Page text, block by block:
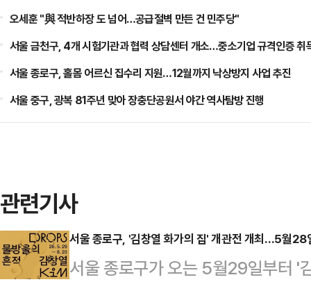
오세훈 "與 적반하장 도 넘어…공급절벽 만든 건 민주당"
서울 금천구, 4개 시험기관과 협력 상담센터 개소…중소기업 규격인증 취
서울 종로구, 홀몸 어르신 집수리 지원…12월까지 낙상방지 사업 추진
서울 중구, 광복 81주년 맞아 장충단공원서 야간 역사탐방 진행
관련기사
서울 종로구, '김창열 화가의 집' 개관전 개최…5월28
서울 종로구가 오는 5월29일부터 '